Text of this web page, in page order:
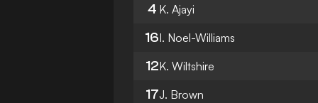
4 K. Ajayi
16I. Noel-Williams
12K. Wiltshire
17J. Brown